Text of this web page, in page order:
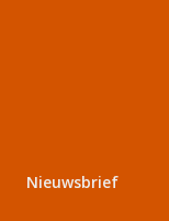
Nieuwsbrief